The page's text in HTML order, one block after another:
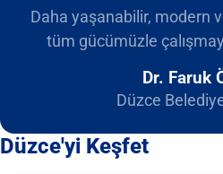
Daha yaşanabilir, modern
tüm gücümüzle
Dr. Faruk
Düzce
Düzce'yi Keşfet